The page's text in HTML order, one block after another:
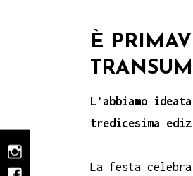
instagram
È
L’abbiamo
tredicesima
La festa